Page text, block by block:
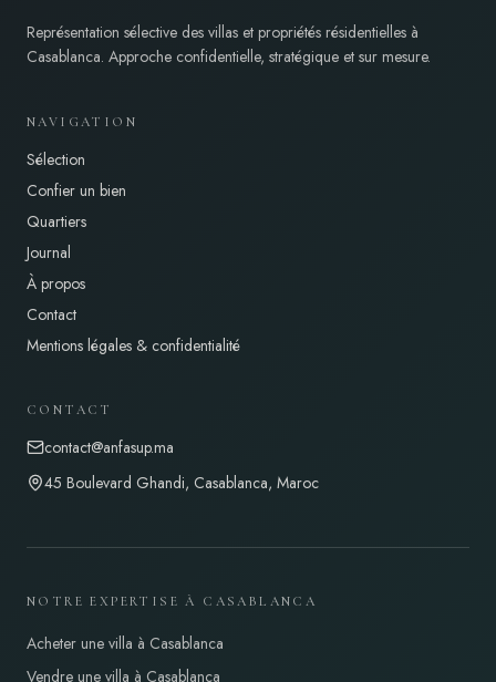
Représentation sélective des villas et propriétés résidentielles à
Casablanca. Approche confidentielle, stratégique et sur mesure.
NAVIGATION
Sélection
Confier un bien
Quartiers
Journal
À propos
Contact
Mentions légales & confidentialité
CONTACT
contact@anfasup.ma
45 Boulevard Ghandi, Casablanca, Maroc
NOTRE EXPERTISE À CASABLANCA
Acheter une villa à Casablanca
Vendre une villa à Casablanca